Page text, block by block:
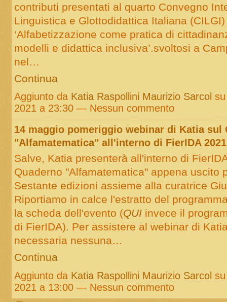
contributi presentati al quarto Convegno
Linguistica e Glottodidattica Italiana
‘Alfabetizzazione come pratica di
modelli e didattica inclusiva’.svoltosi a
nel…
Continua
Aggiunto da Katia Raspollini Maurizio Sarcol
2021 a 23:30 — Nessun commento
14 maggio pomeriggio webinar di Katia sul
"Alfamatematica" all'interno di FierIDA 2021
Salve, Katia presenterà all'interno di
Quaderno "Alfamatematica" appena uscito
Sestante edizioni assieme alla curatrice
Riportiamo in calce l'estratto del
la scheda dell'evento (QUI invece il
di FierIDA). Per assistere al webinar di
necessaria nessuna…
Continua
Aggiunto da Katia Raspollini Maurizio Sarcol
2021 a 13:00 — Nessun commento